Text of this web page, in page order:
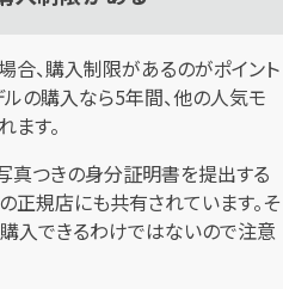
合、購入制限があるのがポイント
の購入なら5年間、他の人気モ
す。
真つきの身分証明書を提出する
正規店にも共有されています。そ
入できるわけではないので注意